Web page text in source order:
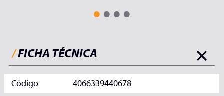
/FICHA TÉCNICA
Código 4066339440678